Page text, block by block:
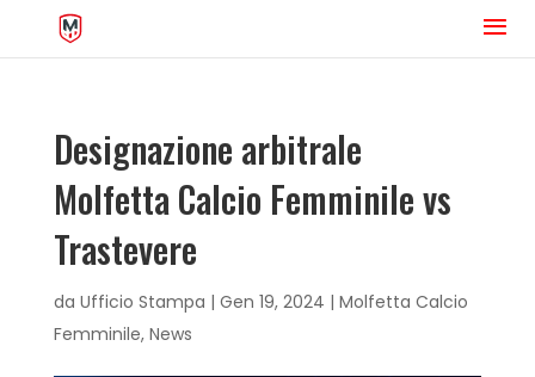
Designazione arbitrale
Molfetta Calcio Femminile vs
Trastevere
da Ufficio Stampa | Gen 19, 2024 | Molfetta Calcio
Femminile, News